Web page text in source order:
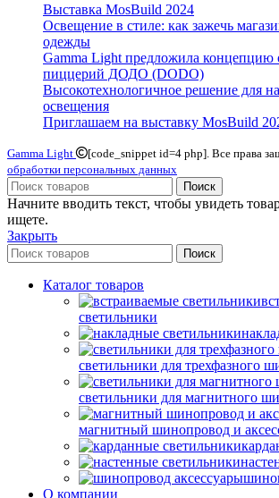
Выставка MosBuild 2024
Освещение в стиле: как зажечь
одежды
Gamma Light предложила концепцию
пиццерий ДОДО (DODO)
Высокотехнологичное решение для
освещения
Приглашаем на выставку MosBuild
Gamma Light [code_snippet id=4 php]. Все права
обработки персональных данных
Поиск
Начните вводить текст, чтобы увидеть
ищете.
Закрыть
Поиск
Каталог товаров
светильники
светильники для трехфазного
светильники для магнитного
магнитный шинопровод и
О компании